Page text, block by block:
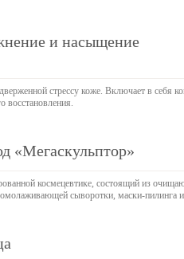
и насыщение
стрессу коже. Включает в себя
восстановления.
«Мегаскульптор»
космецевтике, состоящий из
сыворотки, маски-пилинга и